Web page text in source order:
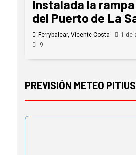
Instalada la
del Puerto de La
Ferrybalear, Vicente Costa
1 de
9
PREVISIÓN METEO